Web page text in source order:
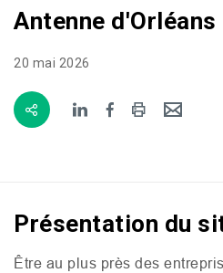
Antenne d'Orléans
20 mai 2026
Présentation du
Être au plus près des